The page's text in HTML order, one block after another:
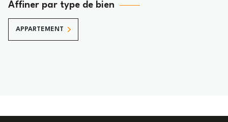
Affiner par type de bien
APPARTEMENT